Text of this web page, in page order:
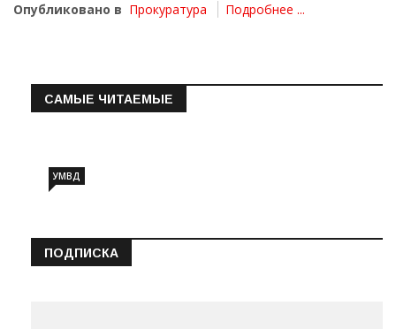
Опубликовано в Прокуратура Подробнее ...
САМЫЕ ЧИТАЕМЫЕ
УМВД
ПОДПИСКА